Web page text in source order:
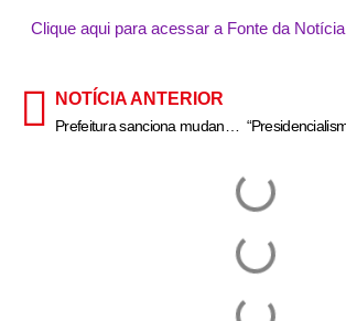
Clique aqui para acessar a Fonte da Notícia
NOTÍCIA ANTERIOR